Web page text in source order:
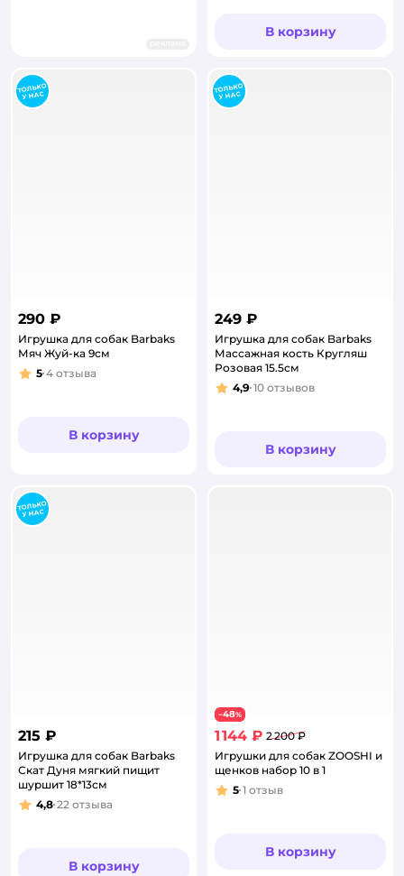
В корзину
290 ₽
Игрушка для собак Barbaks
Мяч Жуй-ка 9см
Рейтинг:
5 4 отзыва
В корзину
249 ₽
Игрушка для собак Barbaks
Массажная кость Кругляш
Розовая 15.5см
Рейтинг:
4,9 10 отзывов
В корзину
215 ₽
Игрушка для собак Barbaks
Скат Дуня мягкий пищит
шуршит 18*13см
Рейтинг:
4,8 22 отзыва
В корзину
−48%
1 144 ₽ 2 200 ₽
Игрушки для собак ZOOSHI и
щенков набор 10 в 1
Рейтинг:
5 1 отзыв
В корзину